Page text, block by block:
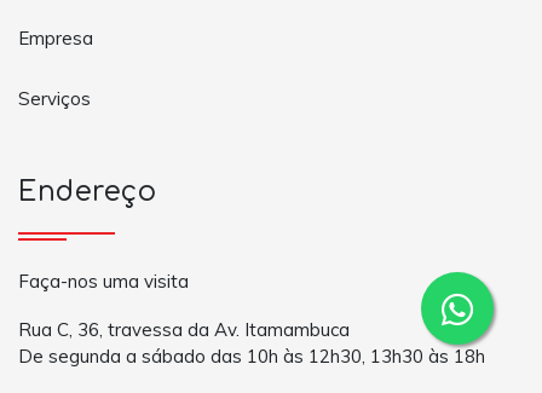
Empresa
Serviços
Endereço
Faça-nos uma visita
Rua C, 36, travessa da Av. Itamambuca
De segunda a sábado das 10h às 12h30, 13h30 às 18h